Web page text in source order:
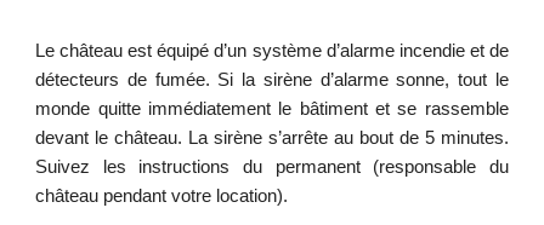
Le château est équipé d’un système d’alarme incendie et de
détecteurs de fumée. Si la sirène d’alarme sonne, tout le
monde quitte immédiatement le bâtiment et se rassemble
devant le château. La sirène s’arrête au bout de 5 minutes.
Suivez les instructions du permanent (responsable du
château pendant votre location).